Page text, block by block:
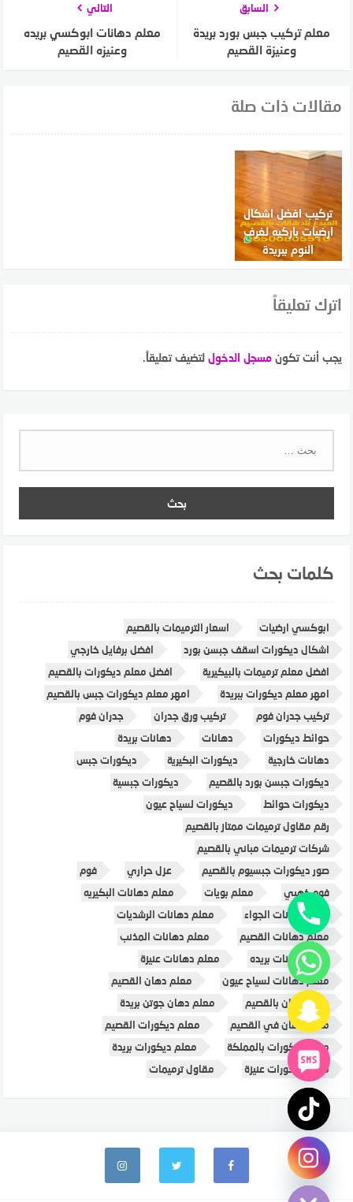
السابق
معلم تركيب جبس بورد بريدة
وعنيزة القصيم
التالي
معلم دهانات ابوكسي بريده
وعنيزه القصيم
مقالات ذات صلة
تركيب افضل اشكال
ارضيات باركيه لغرف
النوم ببريدة
اترك تعليقاً
يجب أنت تكونمسجل الدخول لتضيف تعليقاً.
كلمات بحث
ابوكسي ارضيات
اسعار الترميمات بالقصيم
اشكال ديكورات اسقف جبسن بورد
افضل برفايل خارجي
افضل معلم ترميمات بالبيكيرية
افضل معلم ديكورات بالقصيم
امهر معلم ديكورات ببريدة
امهر معلم ديكورات جبس بالقصيم
تركيب جدران فوم
تركيب ورق جدران
جدران فوم
حوائط ديكورات
دهانات
دهانات بريدة
دهانات خارجية
ديكورات البكيرية
ديكورات جبس
ديكورات جبسن بورد بالقصيم
ديكورات جبسية
ديكورات حوائط
ديكورات لسياح عيون
رقم مقاول ترميمات ممتاز بالقصيم
شركات ترميمات مباني بالقصيم
صور ديكورات جبسيوم بالقصيم
عزل حراري
فوم
فوم ذهبي
معلم بويات
معلم دهانات البكيريه
معلم دهانات الجواء
معلم دهانات الرشديات
معلم دهانات القصيم
معلم دهانات المذنب
معلم دهانات بريده
معلم دهانات عنيزة
معلم دهانات لسياح عيون
معلم دهان القصيم
معلم دهان بالقصيم
معلم دهان جوتن بريدة
معلم دهان في القصيم
معلم ديكورات القصيم
معلم ديكورات بالمملكة
معلم ديكورات بريدة
معلم ديكورات عنيزة
مقاول ترميمات
Hide
chaty